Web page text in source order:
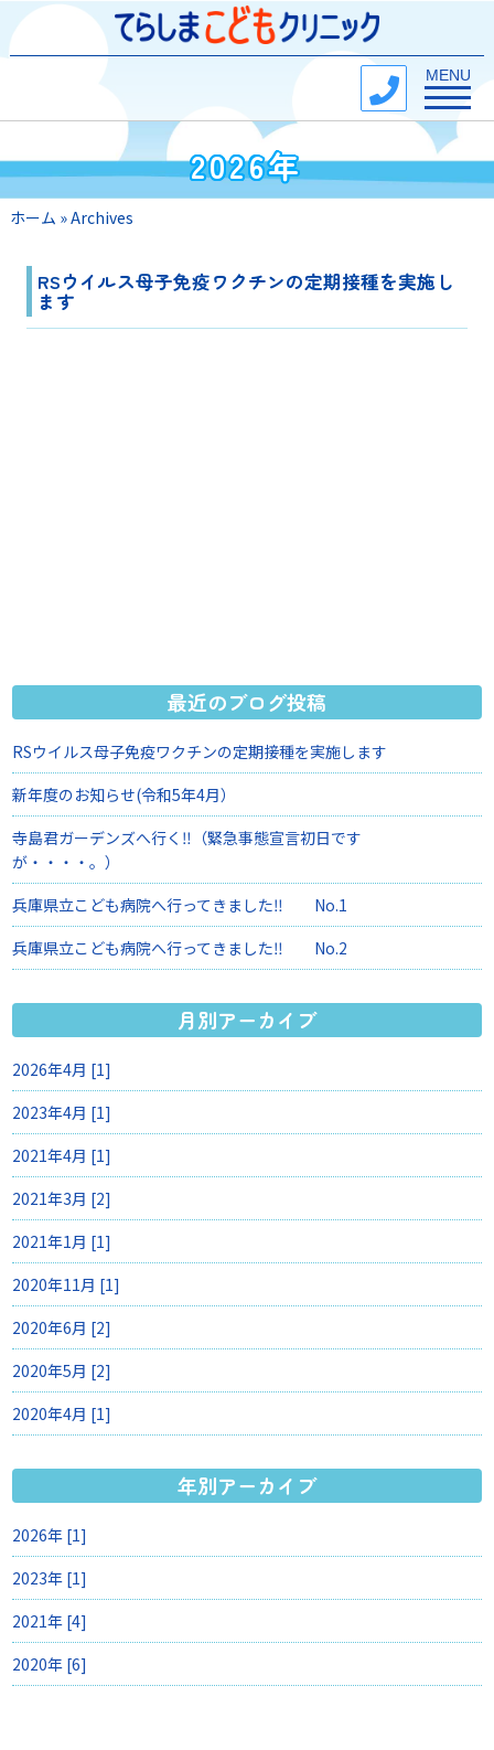
Toggle
MENU
2026年
ホーム »Archives
RSウイルス母子免疫ワクチンの定期接種を実施し
ます
最近のブログ投稿
RSウイルス母子免疫ワクチンの定期接種を実施します
新年度のお知らせ(令和5年4月）
寺島君ガーデンズへ行く‼（緊急事態宣言初日です
が・・・・。）
兵庫県立こども病院へ行ってきました‼ No.1
兵庫県立こども病院へ行ってきました‼ No.2
月別アーカイブ
2026年4月 [1]
2023年4月 [1]
2021年4月 [1]
2021年3月 [2]
2021年1月 [1]
2020年11月 [1]
2020年6月 [2]
2020年5月 [2]
2020年4月 [1]
年別アーカイブ
2026年 [1]
2023年 [1]
2021年 [4]
2020年 [6]